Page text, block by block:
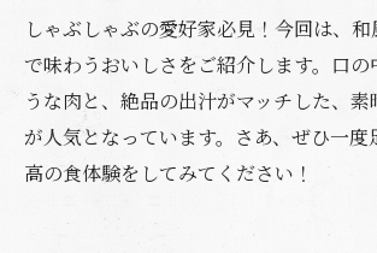
しゃぶしゃぶの愛好家必見！今回は、
で味わうおいしさをご紹介します。口の
うな肉と、絶品の出汁がマッチした、
が人気となっています。さあ、ぜひ一
高の食体験をしてみてください！